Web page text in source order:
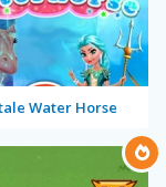
Water Horse